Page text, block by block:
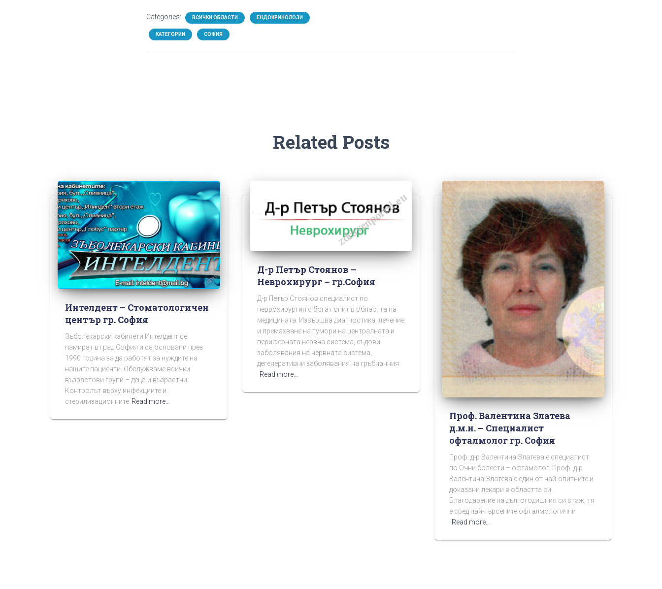
Categories: ВСИЧКИ ОБЛАСТИ ЕНДОКРИНОЛОЗИ
КАТЕГОРИИ СОФИЯ
Related Posts
Интелдент – Стоматологичен
център гр. София
Зъболекарски кабинети Интелдент се
намират в град София и са основани през
1990 година за да работят за нуждите на
нашите пациенти. Обслужваме всички
възрастови групи – деца и възрастни.
Контролът върху инфекциите и
стерилизационните Read more…
Д-р Петър Стоянов –
Неврохирург – гр.София
Д-р Петър Стоянов специалист по
неврохирургия с богат опит в областта на
медицината. Извършва диагностика, лечение
и премахване на тумори на централната и
периферната нервна система, съдови
заболявания на нервната система,
дегенеративни заболявания на гръбначния
Read more…
Проф. Валентина Златева
д.м.н. – Специалист
офталмолог гр. София
Проф. д-р Валентина Златева е специалист
по Очни болести – офтамолог. Проф. д-р
Валентина Златева е един от най-опитните и
доказани лекари в областта си.
Благодарение на дългогодишния си стаж, тя
е сред най-търсените офталмологични
Read more…